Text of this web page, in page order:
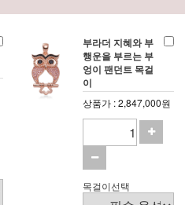
부라더 지혜와 부
행운을 부르는 부
엉이 팬던트 목걸
이
상품가 : 2,847,000원
목걸이선택